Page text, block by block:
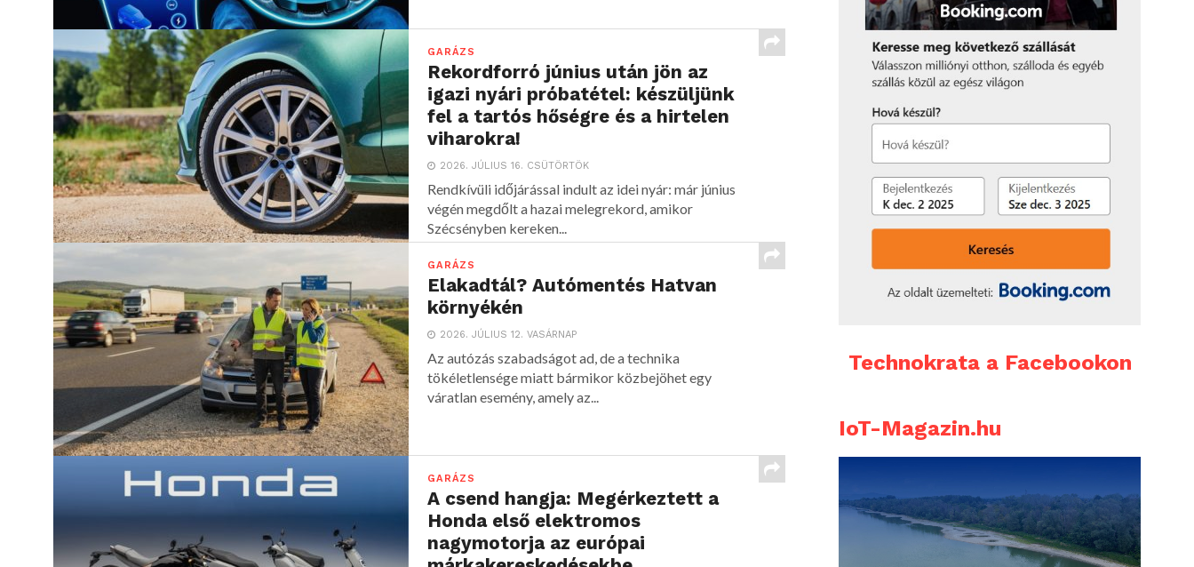
GARÁZS
Rekordforró június után jön az
igazi nyári próbatétel: készüljünk
fel a tartós hőségre és a hirtelen
viharokra!
2026. JÚLIUS 16. CSÜTÖRTÖK
Rendkívüli időjárással indult az idei nyár: már június
végén megdőlt a hazai melegrekord, amikor
Szécsényben kereken...
GARÁZS
Elakadtál? Autómentés Hatvan
környékén
2026. JÚLIUS 12. VASÁRNAP
Az autózás szabadságot ad, de a technika
tökéletlensége miatt bármikor közbejöhet egy
váratlan esemény, amely az...
GARÁZS
A csend hangja: Megérkeztett a
Honda első elektromos
nagymotorja az európai
Technokrata a Facebookon
IoT-Magazin.hu